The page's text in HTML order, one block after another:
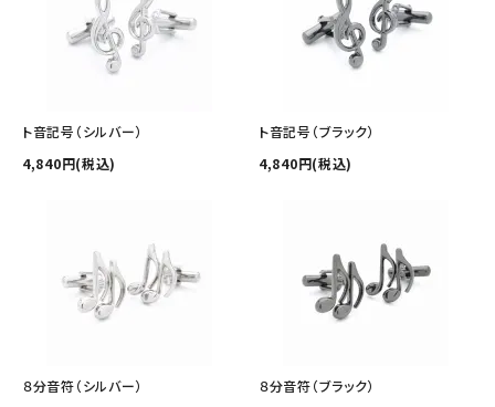
ト音記号（シルバー）
4,840円(税込)
ト音記号（ブラック）
4,840円(税込)
８分音符（シルバー）
８分音符（ブラック）